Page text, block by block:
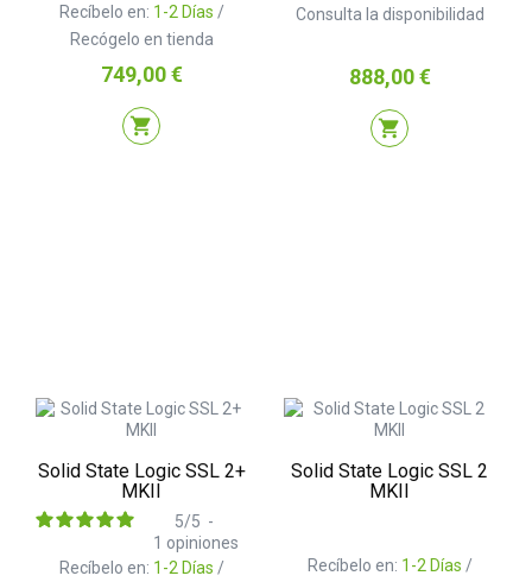
Recíbelo en: 1-2 Días /
Recógelo en tienda
Precio
749,00 €
shopping_cart
Consulta la disponibilidad
Precio
888,00 €
shopping_cart
Solid State Logic SSL 2+
MKII
Recíbelo en: 1-2 Días /
5/5 -
1 opiniones
Solid State Logic SSL 2
MKII
Recíbelo en: 1-2 Días /